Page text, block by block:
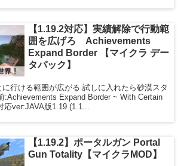
【1.19.2対応】実績解除で行動範
囲を広げろ Achievements
Expand Border 【マイクラ デー
タパック】
行ける範囲が広がる 試しに入れたら砂漠スタ
:Achievements Expand Border ~ With Certain
応ver:JAVA版1.19 (1.1...
【1.19.2】ポータルガン Portal
Gun Totality【マイクラMOD】